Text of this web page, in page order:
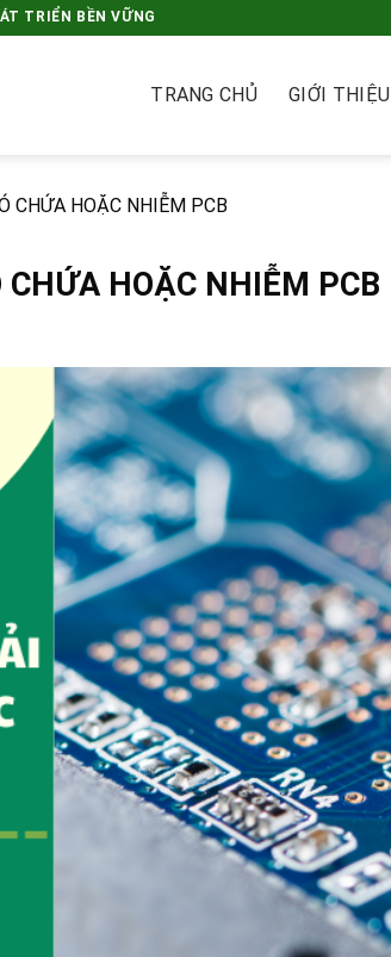
TRIỂN BỀN VỮNG
TRANG CHỦ GIỚI THIỆU
CHỨA HOẶC NHIỄM PCB
HOẶC NHIỄM PCB